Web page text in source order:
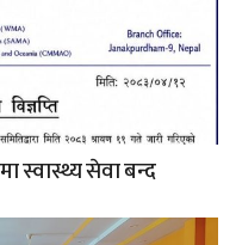
स्वास्थ्य सेवा बन्द